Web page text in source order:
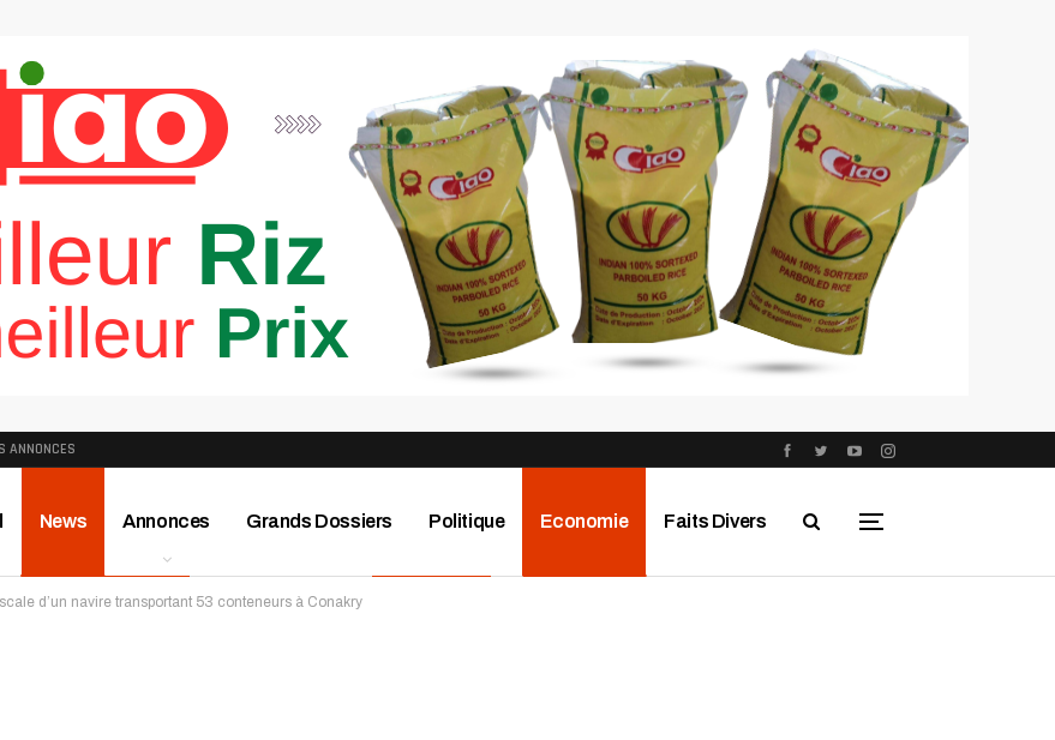
ANNONCES
News Annonces Grands Dossiers Politique Economie Faits Divers
d’un navire transportant 53 conteneurs à Conakry